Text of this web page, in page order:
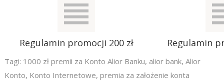
Regulamin promocji 200 zł Regulamin
Tagi: 1000 zł premii za Konto Alior Banku, alior bank, Alior
Konto, Konto Internetowe, premia za założenie konta